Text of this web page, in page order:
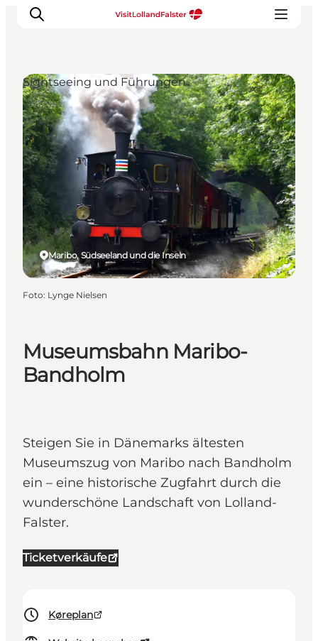
Natur und Outdoor
Familienurlaub
Kultur
Gastronomie
Urlaubsplaner
Museumsbahn Maribo-
Bandholm
Steigen Sie in Dänemarks ältesten
Museumszug von Maribo nach Bandholm
ein – eine historische Zugfahrt durch die
wunderschöne Landschaft von Lolland-
Falster.
Ticketverkäufe
Køreplan
Maribo, Südseeland und die Inseln
Sightseeing und Führungen
Foto: Lynge Nielsen